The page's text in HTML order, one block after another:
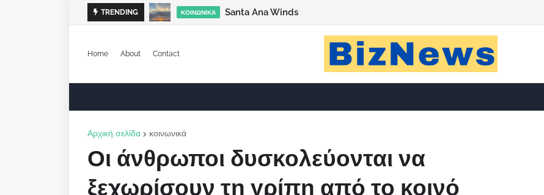
TRENDING ΚΟΙΝΩΝΙΚΆ Santa Ana Winds
Home About Contact
Αρχική σελίδα κοινωνικά
Οι άνθρωποι δυσκολεύονται να
ξεχωρίσουν τη γρίπη από το κοινό